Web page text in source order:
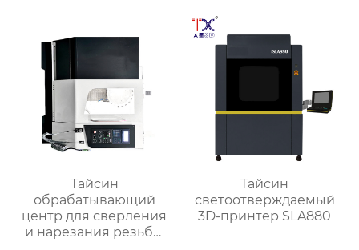
Тайсин
обрабатывающий
центр для сверления
и нарезания резьбы
Тайсин
светоотверждаемый
3D-принтер SLA880